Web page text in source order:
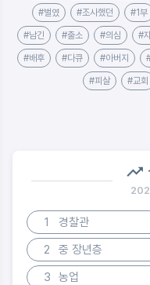
#벌였 #조사했던 #1부
#남긴 #출소 #의심 #
#배후 #다큐 #아버지
#피살 #교회
1
경찰관
2
중 장년층
3
농업